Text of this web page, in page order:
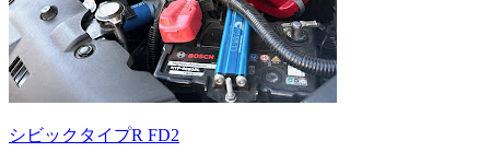
シビックタイプR FD2